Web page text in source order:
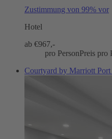
Zustimmung von 99% vor
Hotel
ab €967,-
pro PersonPreis pro
Courtyard by Marriott Port